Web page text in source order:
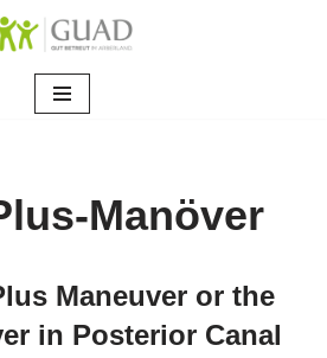
Manöver
Maneuver or the
in Posterior Canal